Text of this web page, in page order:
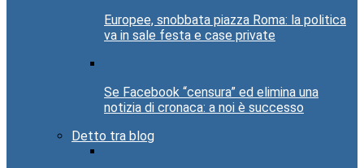
Europee, snobbata piazza Roma: la politica
va in sale festa e case private
Se Facebook “censura” ed elimina una
notizia di cronaca: a noi è successo
Detto tra blog